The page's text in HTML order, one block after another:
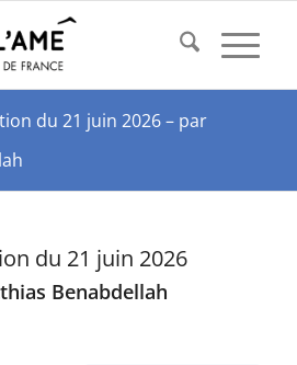
du 21 juin 2026 – par
du 21 juin 2026
Benabdellah